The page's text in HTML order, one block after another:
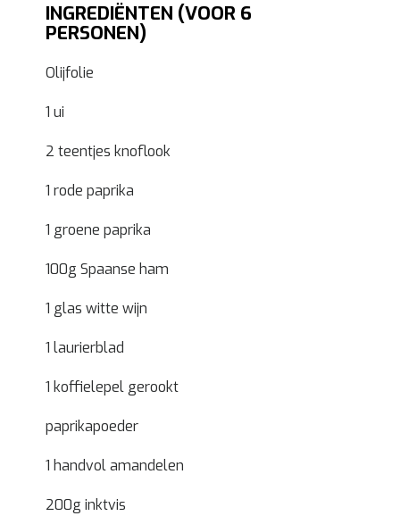
INGREDIËNTEN (VOOR 6
PERSONEN)
Olijfolie
1 ui
2 teentjes knoflook
1 rode paprika
1 groene paprika
100g Spaanse ham
1 glas witte wijn
1 laurierblad
1 koffielepel gerookt
paprikapoeder
1 handvol amandelen
200g inktvis